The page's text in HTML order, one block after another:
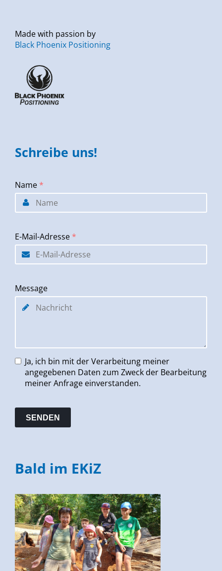
Made with passion by
Black Phoenix Positioning
Schreibe uns!
Name *
E-Mail-Adresse *
Message
Ja, ich bin mit der Verarbeitung meiner
angegebenen Daten zum Zweck der Bearbeitung
meiner Anfrage einverstanden.
Bald im EKiZ